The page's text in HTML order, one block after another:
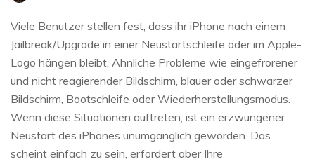
Viele Benutzer stellen fest, dass ihr iPhone nach einem
Jailbreak/Upgrade in einer Neustartschleife oder im Apple-
Logo hängen bleibt. Ähnliche Probleme wie eingefrorener
und nicht reagierender Bildschirm, blauer oder schwarzer
Bildschirm, Bootschleife oder Wiederherstellungsmodus.
Wenn diese Situationen auftreten, ist ein erzwungener
Neustart des iPhones unumgänglich geworden. Das
scheint einfach zu sein, erfordert aber Ihre